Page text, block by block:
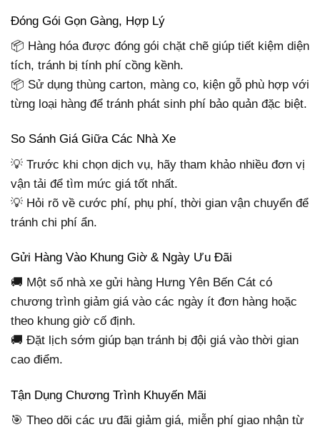
Đóng Gói Gọn Gàng, Hợp Lý
📦 Hàng hóa được đóng gói chặt chẽ giúp tiết kiệm diện
tích, tránh bị tính phí cồng kềnh.
📦 Sử dụng thùng carton, màng co, kiện gỗ phù hợp với
từng loại hàng để tránh phát sinh phí bảo quản đặc biệt.
So Sánh Giá Giữa Các Nhà Xe
💡 Trước khi chọn dịch vụ, hãy tham khảo nhiều đơn vị
vận tải để tìm mức giá tốt nhất.
💡 Hỏi rõ về cước phí, phụ phí, thời gian vận chuyển để
tránh chi phí ẩn.
Gửi Hàng Vào Khung Giờ & Ngày Ưu Đãi
🚚 Một số nhà xe gửi hàng Hưng Yên Bến Cát có
chương trình giảm giá vào các ngày ít đơn hàng hoặc
theo khung giờ cố định.
🚚 Đặt lịch sớm giúp bạn tránh bị đội giá vào thời gian
cao điểm.
Tận Dụng Chương Trình Khuyến Mãi
🎯 Theo dõi các ưu đãi giảm giá, miễn phí giao nhận từ